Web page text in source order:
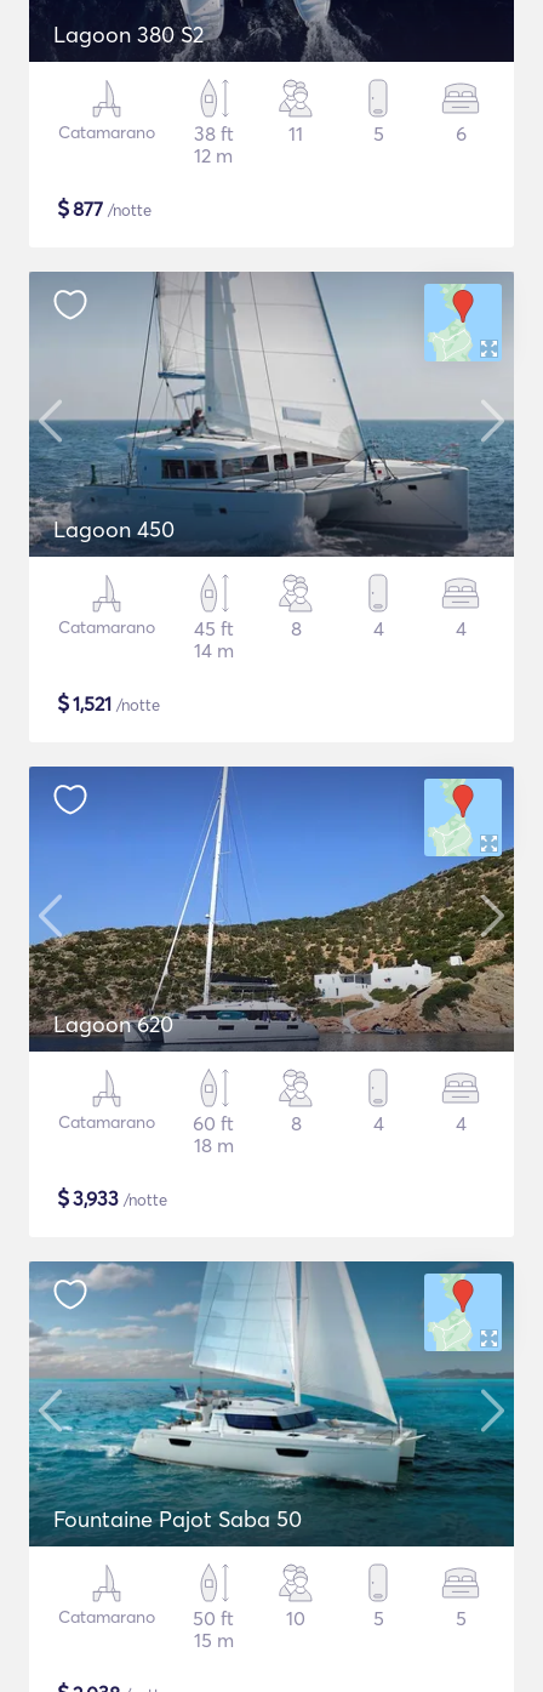
Lagoon 380 S2
Catamarano
38 ft
12 m
11 5 6
$877 /notte
Lagoon 450
Catamarano
45 ft
14 m
8 4 4
$1,521 /notte
Lagoon 620
Catamarano
60 ft
18 m
8 4 4
$3,933 /notte
Fountaine Pajot Saba 50
Catamarano
50 ft
15 m
10 5 5